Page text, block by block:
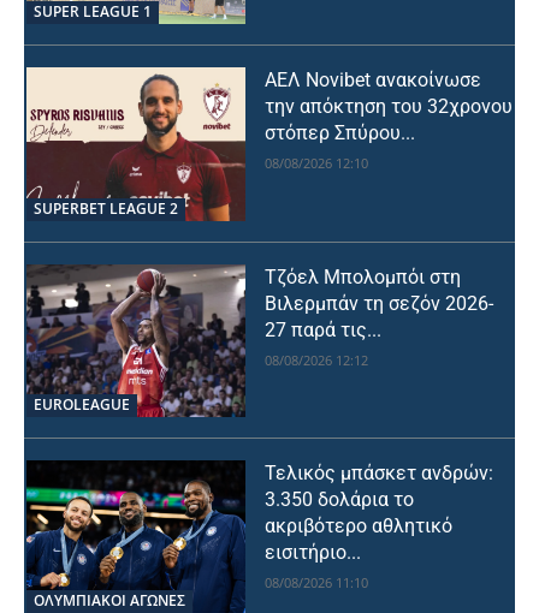
SUPER LEAGUE 1
SUPERBET LEAGUE 2
ΑΕΛ Novibet ανακοίνωσε
την απόκτηση του 32χρονου
στόπερ Σπύρου...
08/08/2026 12:10
EUROLEAGUE
Τζόελ Μπολομπόι στη
Βιλερμπάν τη σεζόν 2026-
27 παρά τις...
08/08/2026 12:12
ΟΛΥΜΠΙΑΚΟΊ ΑΓΏΝΕΣ
Τελικός μπάσκετ ανδρών:
3.350 δολάρια το
ακριβότερο αθλητικό
εισιτήριο...
08/08/2026 11:10